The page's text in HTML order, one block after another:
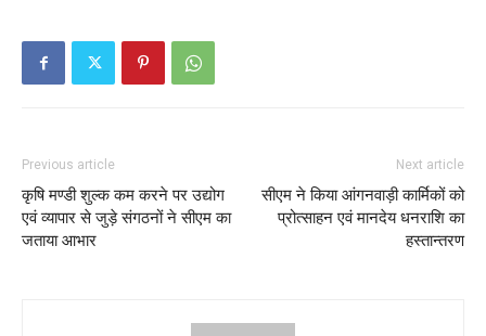
Previous article
कृषि मण्डी शुल्क कम करने पर उद्योग
एवं व्यापार से जुड़े संगठनों ने सीएम का
जताया आभार
Next article
सीएम ने किया आंगनवाड़ी कार्मिकों को
प्रोत्साहन एवं मानदेय धनराशि का
हस्तान्तरण